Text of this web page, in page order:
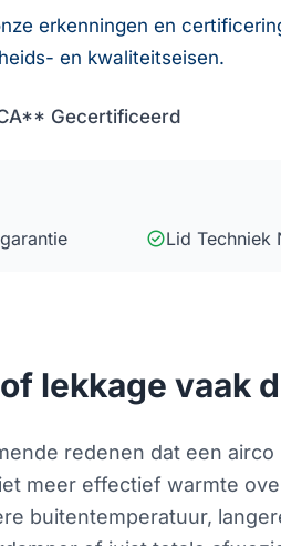
erkenningen en
en kwaliteitseisen.
Gecertificeerd
check_circleLid Techniek
lekkage vaak
redenen dat een
meer effectief warmte
buitentemperatuur,